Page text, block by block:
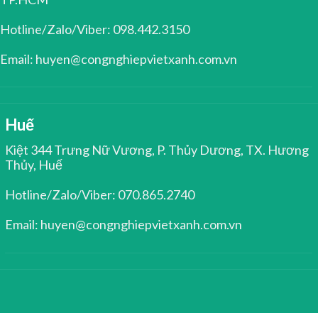
Hotline/Zalo/Viber: 098.442.3150
Email: huyen@congnghiepvietxanh.com.vn
Huế
Kiệt 344 Trưng Nữ Vương, P. Thủy Dương, TX. Hương
Thủy, Huế
Hotline/Zalo/Viber: 070.865.2740
Email: huyen@congnghiepvietxanh.com.vn